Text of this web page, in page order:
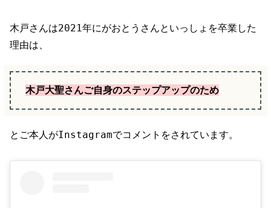
木戸さんは2021年にがおとうさんといっしょを卒業した
理由は、
木戸大聖さんご自身のステップアップのため
とご本人がInstagramでコメントをされています。